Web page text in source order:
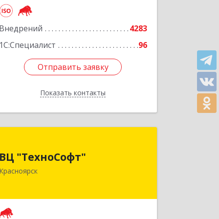
Внедрений
4283
1С:Специалист
96
Отправить заявку
Показать контакты
Отправить заявку
Назад
ВЦ "ТехноСофт"
Красноярск
660118, Красноярский край,
Красноярск г, Авиаторов ул, дом № 54
Подробнее